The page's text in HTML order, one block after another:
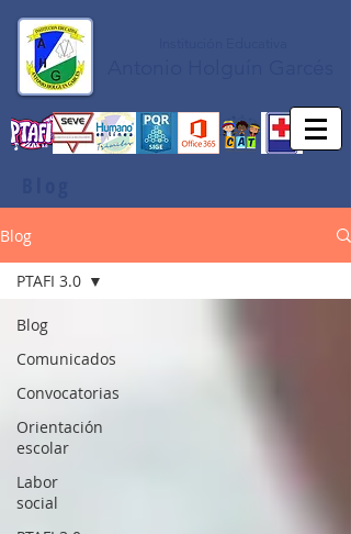
Blog
Blog
Comunicados
Convocatorias
Orientación
escolar
Labor
social
PTAFI 3.0